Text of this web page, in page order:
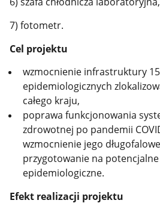
7) fotometr.
Cel projektu
wzmocnienie infrastruktury
epidemiologicznych
całego kraju,
poprawa funkcjonowania
zdrowotnej po pandemii
wzmocnienie jego
przygotowanie na potencjalne
epidemiologiczne.
Efekt realizacji projektu